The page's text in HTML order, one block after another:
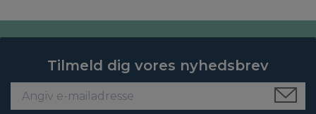
Tilmeld dig vores nyhedsbrev